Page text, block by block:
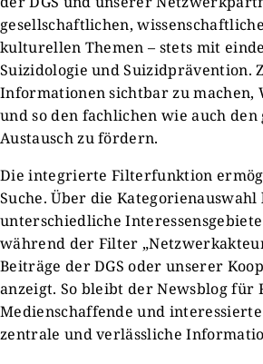
gesellschaftlichen,
kulturellen Themen – stets mit
Suizidologie und Suizidprävention.
Informationen sichtbar zu machen,
und so den fachlichen wie auch
Austausch zu fördern.
Die integrierte Filterfunktion
Suche. Über die Kategorienauswahl
unterschiedliche
während der Filter
Beiträge der DGS oder unserer
anzeigt. So bleibt der Newsblog für
Medienschaffende und
zentrale und verlässliche